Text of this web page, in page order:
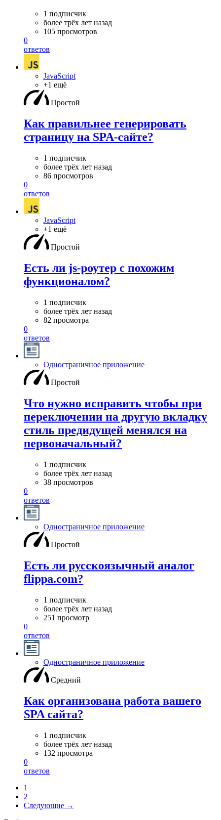
1 подписчик
более трёх лет назад
105 просмотров
0
ответов
JavaScript
+1 ещё
Простой
Как правильнее генерировать
страницу на SPA-сайте?
1 подписчик
более трёх лет назад
86 просмотров
0
ответов
JavaScript
+1 ещё
Простой
Есть ли js-роутер с похожим
функционалом?
1 подписчик
более трёх лет назад
82 просмотра
0
ответов
Одностраничное приложение
Простой
Что нужно исправить чтобы при
переключении на другую вкладку
стиль предидущей менялся на
первоначальный?
1 подписчик
более трёх лет назад
38 просмотров
0
ответов
Одностраничное приложение
Простой
Есть ли русскоязычный аналог
flippa.com?
1 подписчик
более трёх лет назад
251 просмотр
0
ответов
Одностраничное приложение
Средний
Как организована работа вашего
SPA сайта?
1 подписчик
более трёх лет назад
132 просмотра
0
ответов
1
2
Следующие →